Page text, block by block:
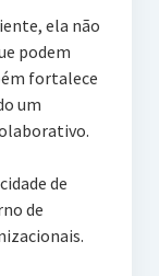
ela não
podem
fortalece
um
de
de